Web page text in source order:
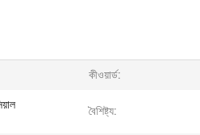
কীওয়ার্ড:
বৈশিষ্ট্য: